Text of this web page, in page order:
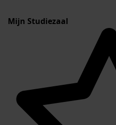
Mijn Studiezaal